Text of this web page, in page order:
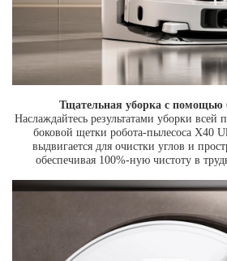
Тщательная уборка с помощью
Наслаждайтесь результатами уборки
боковой щетки робота-пылесоса X40
выдвигается для очистки углов и
обеспечивая 100%-ную чистоту в